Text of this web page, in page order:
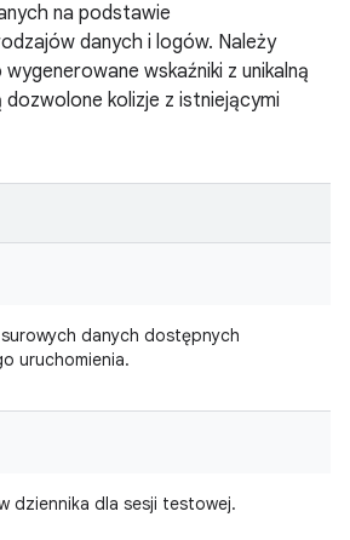
na podstawie
danych i logów. Należy
wskaźniki z unikalną
dozwolone kolizje z istniejącymi
danych dostępnych
uruchomienia.
dziennika dla sesji testowej.